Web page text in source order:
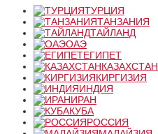
ТУРЦИЯ
ТАНЗАНИЯ
ТАЙЛАНД
ОАЭ
ЕГИПЕТ
КАЗАХСТАН
КИРГИЗИЯ
ИНДИЯ
ИРАН
КУБА
РОССИЯ